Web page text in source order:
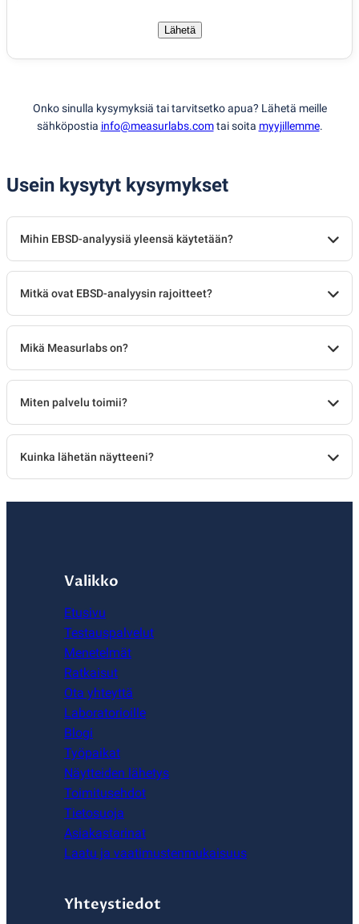
Lähetä
Onko sinulla kysymyksiä tai tarvitsetko apua? Lähetä meille
sähköpostia info@measurlabs.comtai soita myyjillemme.
Usein kysytyt kysymykset
Mihin EBSD-analyysiä yleensä käytetään?
Mitkä ovat EBSD-analyysin rajoitteet?
Mikä Measurlabs on?
Miten palvelu toimii?
Kuinka lähetän näytteeni?
Valikko
Etusivu
Testauspalvelut
Menetelmät
Ratkaisut
Ota yhteyttä
Laboratorioille
Blogi
Työpaikat
Näytteiden lähetys
Toimitusehdot
Tietosuoja
Asiakastarinat
Laatu ja vaatimustenmukaisuus
Yhteystiedot